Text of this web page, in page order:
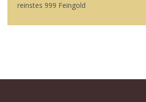
reinstes 999 Feingold